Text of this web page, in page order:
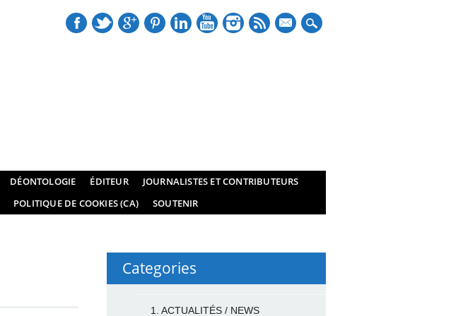
mail
DÉONTOLOGIE ÉDITEUR
JOURNALISTES ET CONTRIBUTEURS
POLITIQUE DE COOKIES (CA) SOUTENIR
Categories
1. ACTUALITÉS / NEWS